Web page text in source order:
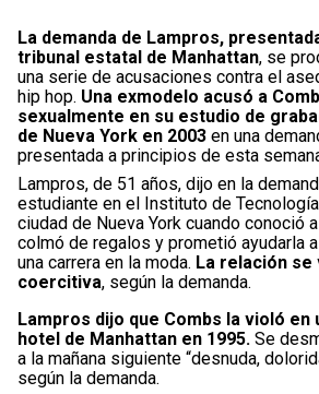
La demanda de Lampros,
tribunal estatal de Manhattan, se
una serie de acusaciones contra el
hip hop. Una exmodelo acusó a
sexualmente en su estudio de
de Nueva York en 2003 en una
presentada a principios de esta
Lampros, de 51 años, dijo en la
estudiante en el Instituto de
ciudad de Nueva York cuando conoció
colmó de regalos y prometió ayudarla
una carrera en la moda. La relación se
coercitiva, según la demanda.
Lampros dijo que Combs la violó en
hotel de Manhattan en 1995. Se
a la mañana siguiente “desnuda,
según la demanda.